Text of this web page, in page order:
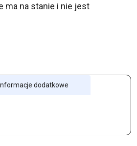
ma na stanie i nie jest
dodatkowe